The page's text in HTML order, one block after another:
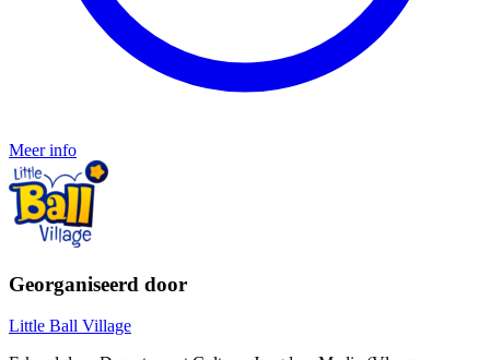
Meer info
Georganiseerd door
Little Ball Village